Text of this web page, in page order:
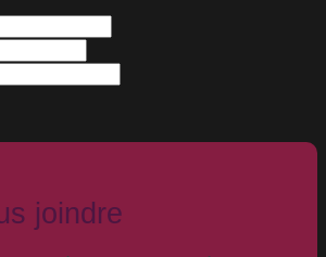
joindre